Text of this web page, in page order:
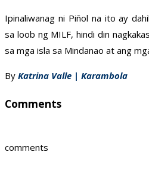
Ipinaliwanag ni Piñol na ito ay
sa loob ng MILF, hindi din
sa mga isla sa Mindanao at ang
By Katrina Valle | Karambola
Comments
comments